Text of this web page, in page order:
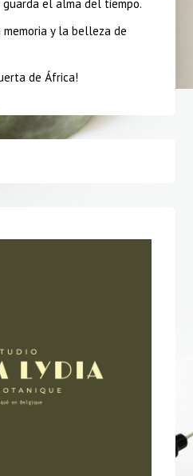
el alma del tiempo.
y la belleza de
de África!